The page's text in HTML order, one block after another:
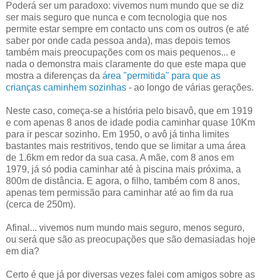
Poderá ser um paradoxo: vivemos num mundo que se diz
ser mais seguro que nunca e com tecnologia que nos
permite estar sempre em contacto uns com os outros (e até
saber por onde cada pessoa anda), mas depois temos
também mais preocupações com os mais pequenos... e
nada o demonstra mais claramente do que este mapa que
mostra a diferenças da área "permitida" para que as
crianças caminhem sozinhas - ao longo de várias gerações.
Neste caso, começa-se a história pelo bisavô, que em 1919
e com apenas 8 anos de idade podia caminhar quase 10Km
para ir pescar sozinho. Em 1950, o avô já tinha limites
bastantes mais restritivos, tendo que se limitar a uma área
de 1.6km em redor da sua casa. A mãe, com 8 anos em
1979, já só podia caminhar até à piscina mais próxima, a
800m de distância. E agora, o filho, também com 8 anos,
apenas tem permissão para caminhar até ao fim da rua
(cerca de 250m).
Afinal... vivemos num mundo mais seguro, menos seguro,
ou será que são as preocupações que são demasiadas hoje
em dia?
Certo é que já por diversas vezes falei com amigos sobre as